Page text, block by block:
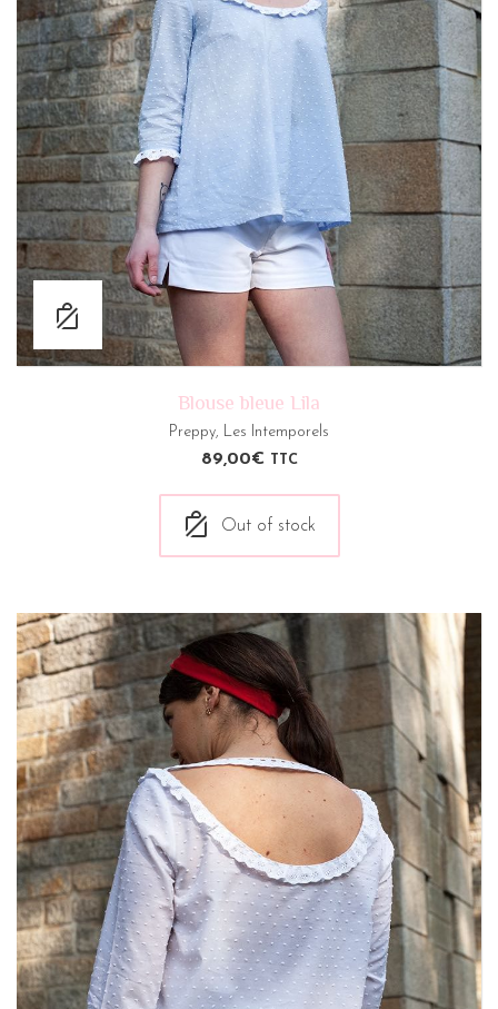
Blouse bleue Lila
Preppy, Les Intemporels
89,00€ TTC
Out of stock